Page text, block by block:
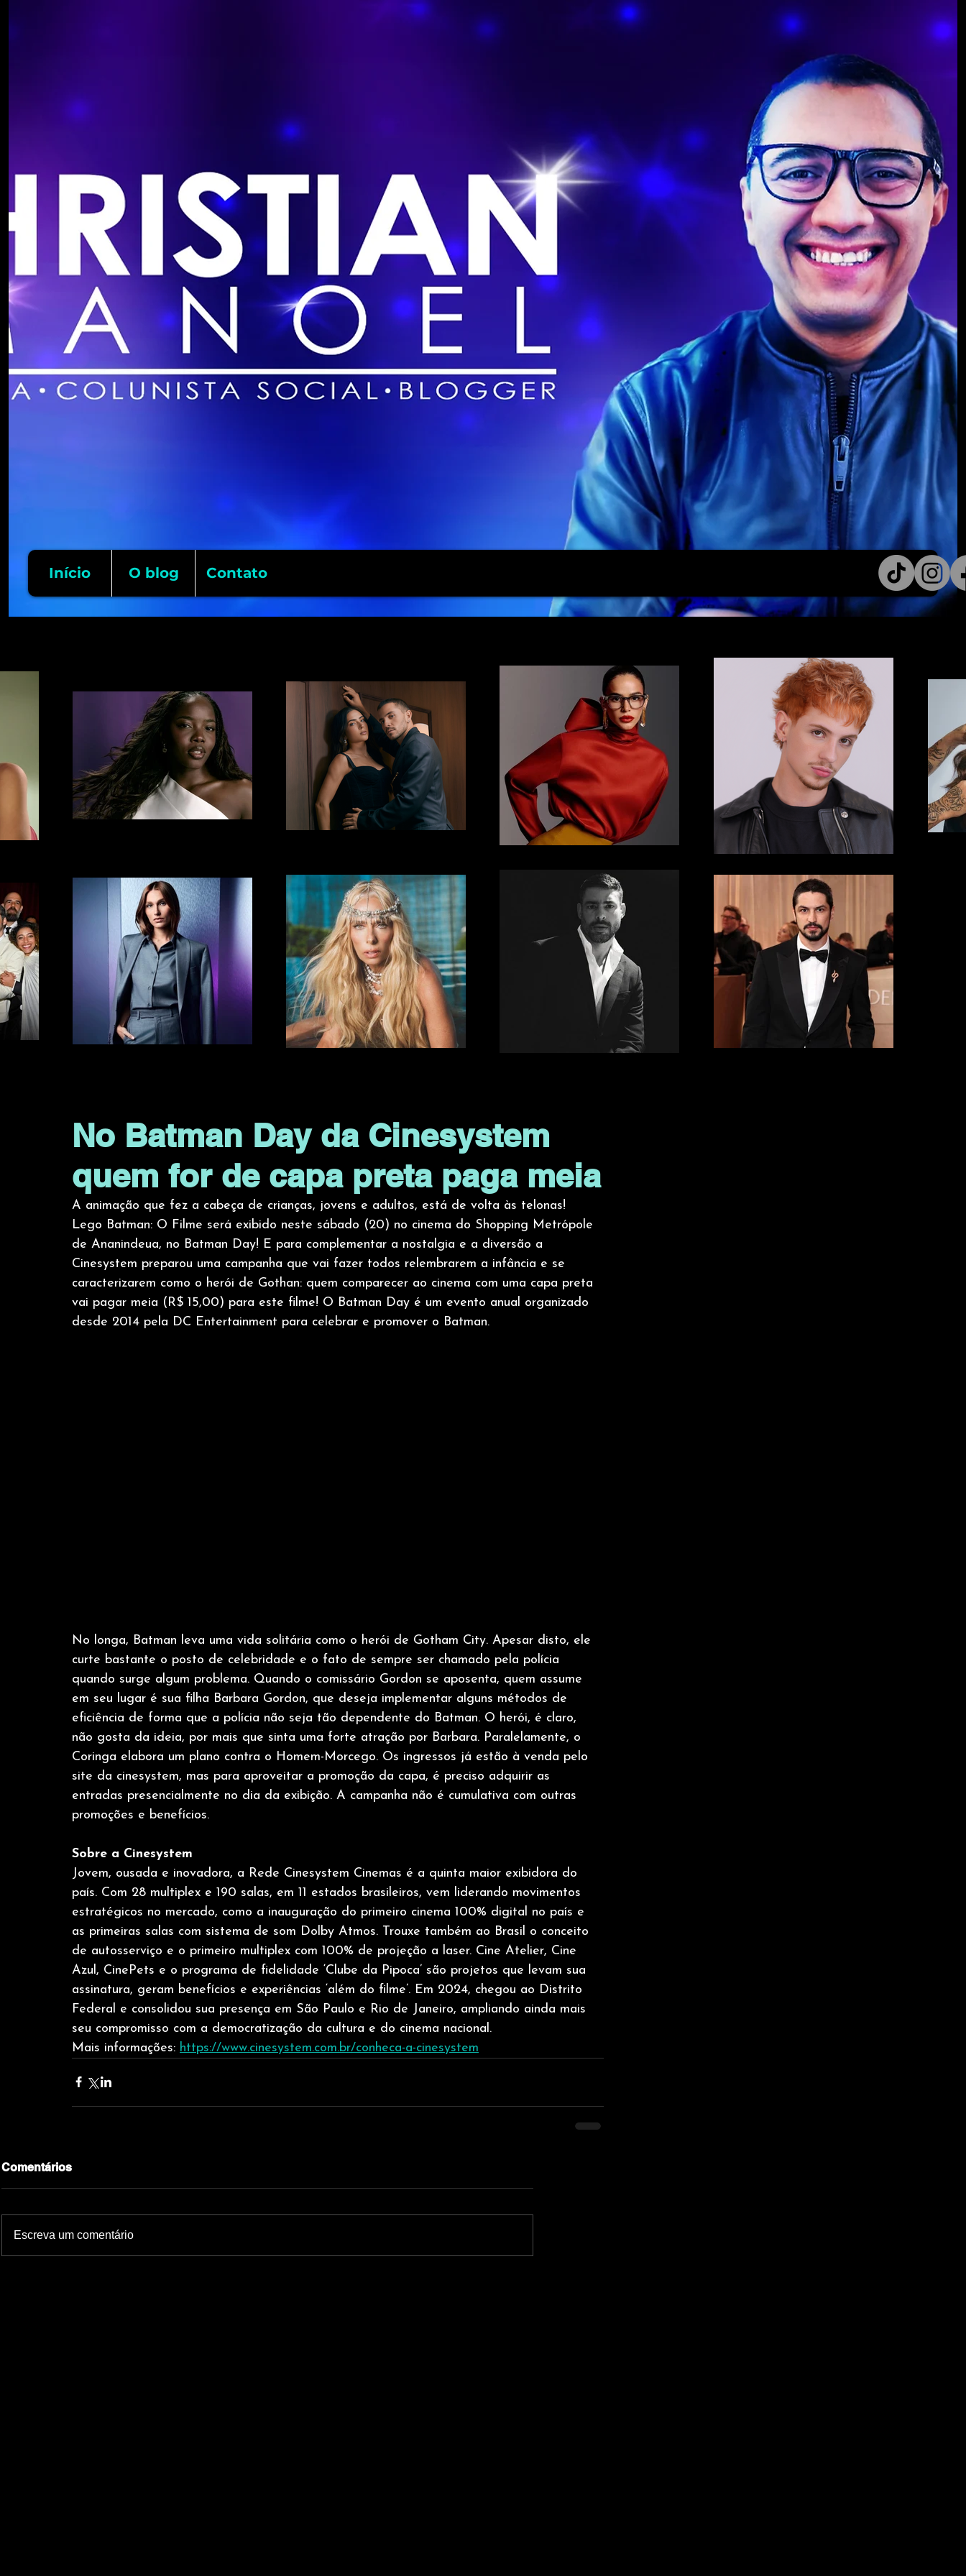
Início O blog Contato
No Batman Day da Cinesystem
quem for de capa preta paga meia
A animação que fez a cabeça de crianças, jovens e adultos, está de volta às telonas!
Lego Batman: O Filme será exibido neste sábado (20) no cinema do Shopping Metrópole
de Ananindeua, no Batman Day! E para complementar a nostalgia e a diversão a
Cinesystem preparou uma campanha que vai fazer todos relembrarem a infância e se
caracterizarem como o herói de Gothan: quem comparecer ao cinema com uma capa preta
vai pagar meia (R$ 15,00) para este filme! O Batman Day é um evento anual organizado
desde 2014 pela DC Entertainment para celebrar e promover o Batman.
No longa, Batman leva uma vida solitária como o herói de Gotham City. Apesar disto, ele
curte bastante o posto de celebridade e o fato de sempre ser chamado pela polícia
quando surge algum problema. Quando o comissário Gordon se aposenta, quem assume
em seu lugar é sua filha Barbara Gordon, que deseja implementar alguns métodos de
eficiência de forma que a polícia não seja tão dependente do Batman. O herói, é claro,
não gosta da ideia, por mais que sinta uma forte atração por Barbara. Paralelamente, o
Coringa elabora um plano contra o Homem-Morcego. Os ingressos já estão à venda pelo
site da cinesystem, mas para aproveitar a promoção da capa, é preciso adquirir as
entradas presencialmente no dia da exibição. A campanha não é cumulativa com outras
promoções e benefícios.
Sobre a Cinesystem
Jovem, ousada e inovadora, a Rede Cinesystem Cinemas é a quinta maior exibidora do
país. Com 28 multiplex e 190 salas, em 11 estados brasileiros, vem liderando movimentos
estratégicos no mercado, como a inauguração do primeiro cinema 100% digital no país e
as primeiras salas com sistema de som Dolby Atmos. Trouxe também ao Brasil o conceito
de autosserviço e o primeiro multiplex com 100% de projeção a laser. Cine Atelier, Cine
Azul, CinePets e o programa de fidelidade ‘Clube da Pipoca’ são projetos que levam sua
assinatura, geram benefícios e experiências ‘além do filme’. Em 2024, chegou ao Distrito
Federal e consolidou sua presença em São Paulo e Rio de Janeiro, ampliando ainda mais
seu compromisso com a democratização da cultura e do cinema nacional.
Mais informações: https://www.cinesystem.com.br/conheca-a-cinesystem
Comentários
Escreva um comentário